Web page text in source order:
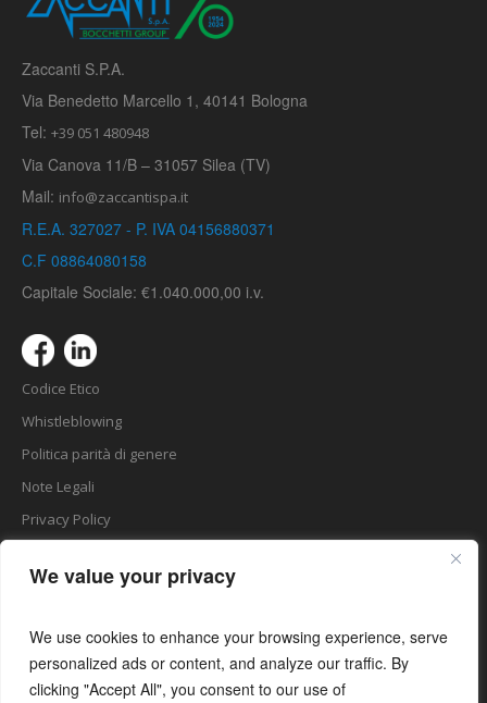
We value your privacy
We use cookies to enhance your browsing experience, serve
personalized ads or content, and analyze our traffic. By
clicking "Accept All", you consent to our use of
Zaccanti S.P.A.
Via Benedetto Marcello 1, 40141 Bologna
Tel: +39 051 480948
Via Canova 11/B – 31057 Silea (TV)
Mail: info@zaccantispa.it
R.E.A. 327027 - P. IVA 04156880371
C.F 08864080158
Capitale Sociale: €1.040.000,00 i.v.
Codice Etico
Whistleblowing
Politica parità di genere
Note Legali
Privacy Policy
Matomo Analytics
Certificato UNI/PdR 125
Area Riservata